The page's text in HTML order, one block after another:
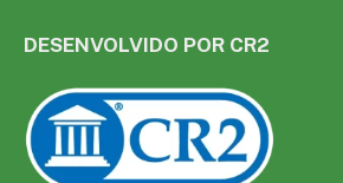
DESENVOLVIDO POR CR2